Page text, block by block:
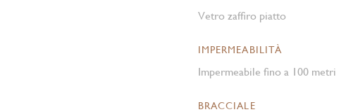
Vetro zaffiro piatto
IMPERMEABILITÀ
Impermeabile fino a 100 metri
BRACCIALE